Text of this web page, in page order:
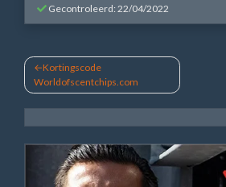
Gecontroleerd: 22/04/2022
Bericht
navigatie
Kortingscode
Worldofscentchips.com